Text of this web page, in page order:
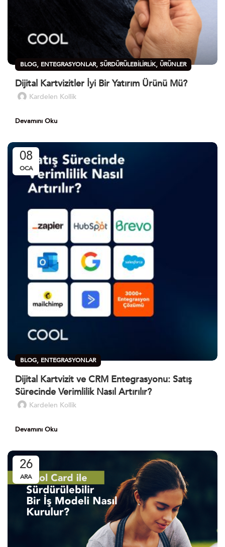
BLOG, ENTEGRASYONLAR, SÜRDÜRÜLEBILIRLIK, ÜRÜNLER
Dijital Kartvizitler İyi Bir Yatırım Ürünü Mü?
Kardelen Kollik
Devamını Oku
08
OCA
BLOG, ENTEGRASYONLAR
Dijital Kartvizit ve CRM Entegrasyonu: Satış
Sürecinde Verimlilik Nasıl Artırılır?
Kardelen Kollik
Devamını Oku
26
ARA